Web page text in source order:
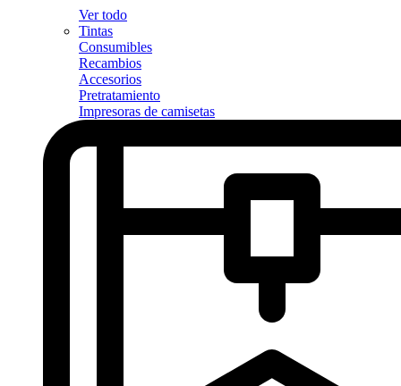
Ver todo
Tintas
Consumibles
Recambios
Accesorios
Pretratamiento
Impresoras de camisetas